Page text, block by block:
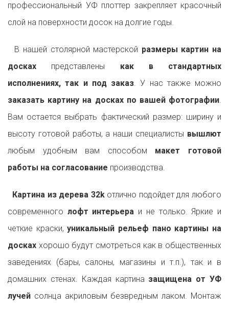
профессиональный УФ плоттер закрепляет красочный
слой на поверхности досок на долгие годы.
В нашей столярной мастерской размеры картин на
досках представлены как в стандартных
исполнениях, так и под заказ. У нас также можно
заказать картину на досках по вашей фотографии.
Вам остается выбрать фактический размер: ширину и
высоту готовой работы, а наши специалисты вышлют
любым удобным вам способом макет готовой
работы на согласование производства.
Картина из дерева 32kотлично подойдет для любого
современного лофт интерьера и не только. Яркие и
четкие краски,уникальный рельеф пано картины на
досках хорошо будут смотреться как в общественных
заведениях (бары, салоны, магазины и т.п.), так и в
домашних стенах. Каждая картина защищена от УФ
лучей солнца акриловым безвредным лаком. Монтаж